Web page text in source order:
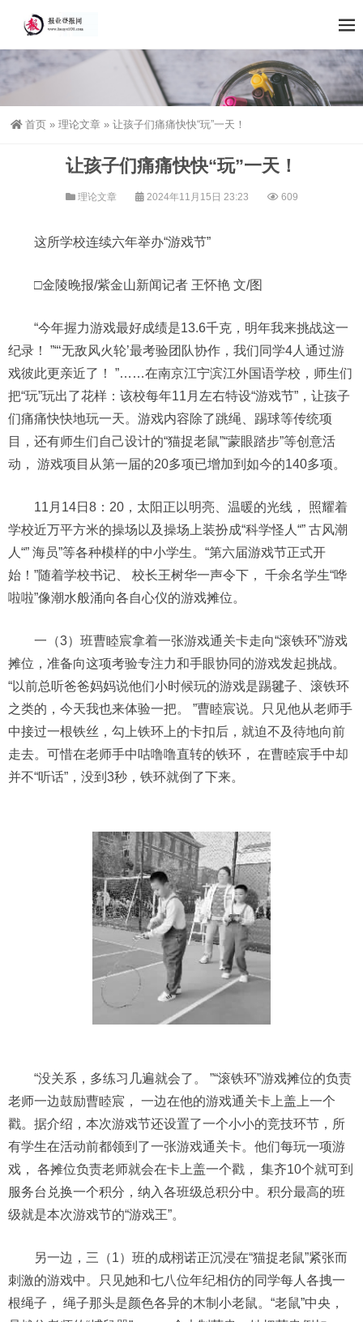
首页 » 理论文章 » 让孩子们痛痛快快“玩”一天！
让孩子们痛痛快快“玩”一天！
理论文章 2024年11月15日 23:23 609
这所学校连续六年举办“游戏节”
□金陵晚报/紫金山新闻记者 王怀艳 文/图
“今年握力游戏最好成绩是13.6千克，明年我来挑战这一
纪录！ ”“‘无敌风火轮’最考验团队协作，我们同学4人通过游
戏彼此更亲近了！ ”……在南京江宁滨江外国语学校，师生们
把“玩”玩出了花样：该校每年11月左右特设“游戏节”，让孩子
们痛痛快快地玩一天。游戏内容除了跳绳、踢球等传统项
目，还有师生们自己设计的“猫捉老鼠”“蒙眼踏步”等创意活
动， 游戏项目从第一届的20多项已增加到如今的140多项。
11月14日8：20，太阳正以明亮、温暖的光线， 照耀着
学校近万平方米的操场以及操场上装扮成“科学怪人“” 古风潮
人“” 海员”等各种模样的中小学生。“第六届游戏节正式开
始！”随着学校书记、 校长王树华一声令下， 千余名学生“哗
啦啦”像潮水般涌向各自心仪的游戏摊位。
一（3）班曹睦宸拿着一张游戏通关卡走向“滚铁环”游戏
摊位，准备向这项考验专注力和手眼协同的游戏发起挑战。
“以前总听爸爸妈妈说他们小时候玩的游戏是踢毽子、滚铁环
之类的，今天我也来体验一把。 ”曹睦宸说。只见他从老师手
中接过一根铁丝，勾上铁环上的卡扣后，就迫不及待地向前
走去。可惜在老师手中咕噜噜直转的铁环， 在曹睦宸手中却
并不“听话”，没到3秒，铁环就倒了下来。
“没关系，多练习几遍就会了。 ”“滚铁环”游戏摊位的负责
老师一边鼓励曹睦宸， 一边在他的游戏通关卡上盖上一个
戳。据介绍，本次游戏节还设置了一个小小的竞技环节，所
有学生在活动前都领到了一张游戏通关卡。他们每玩一项游
戏， 各摊位负责老师就会在卡上盖一个戳， 集齐10个就可到
服务台兑换一个积分，纳入各班级总积分中。积分最高的班
级就是本次游戏节的“游戏王”。
另一边，三（1）班的成栩诺正沉浸在“猫捉老鼠”紧张而
刺激的游戏中。只见她和七八位年纪相仿的同学每人各拽一
根绳子， 绳子那头是颜色各异的木制小老鼠。“老鼠”中央，